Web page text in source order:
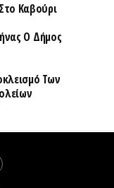
Καβούρι
Ο Δήμος
Των